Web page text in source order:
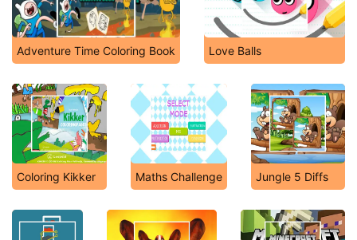
Adventure Time Coloring Book Love Balls
Coloring Kikker Maths Challenge Jungle 5 Diffs